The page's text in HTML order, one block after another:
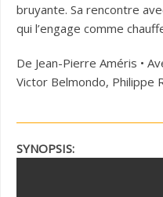
bruyante. Sa rencontre
qui l’engage comme
De Jean-Pierre Améris •
Victor Belmondo, Philippe
SYNOPSIS: